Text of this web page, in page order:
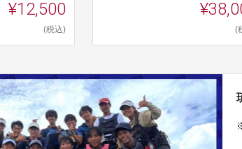
¥12,500
(税込) (